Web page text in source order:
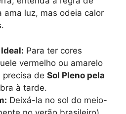
ama luz, mas odeia calor
Para ter cores
vermelho ou amarelo
precisa de Sol Pleno pela
à tarde.
Deixá-la no sol do meio-